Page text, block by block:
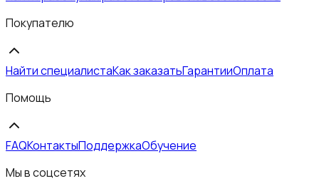
Покупателю
Найти специалистаКак заказатьГарантииОплата
Помощь
FAQКонтактыПоддержкаОбучение
Мы в соцсетях